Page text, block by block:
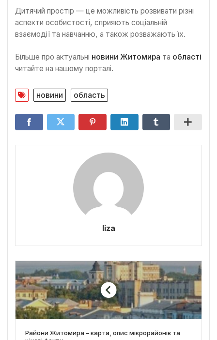
Дитячий простір — це можливість розвивати різні
аспекти особистості, сприяють соціальній
взаємодії та навчанню, а також розважають їх.
Більше про актуальні новини Житомира та області
читайте на нашому порталі.
новини область
liza
Райони Житомира – карта, опис мікрорайонів та